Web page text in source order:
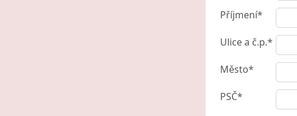
Příjmení*
Ulice a č.p.*
Město*
PSČ*